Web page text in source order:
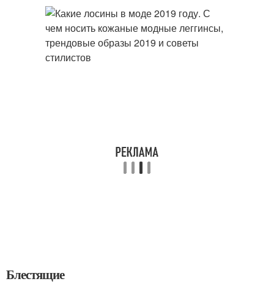
Блестящие